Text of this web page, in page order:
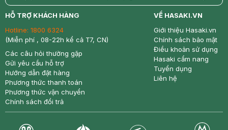
return nowfree price
HỖ TRỢ KHÁCH HÀNG
Hotline: 1800 6324
(Miễn phí , 08-22h kể cả T7, CN)
Các câu hỏi thường gặp
Gửi yêu cầu hỗ trợ
Hướng dẫn đặt hàng
Phương thức thanh toán
Phương thức vận chuyển
Chính sách đổi trả
VỀ HASAKI.VN
Giới thiệu Hasaki.vn
Chính sách bảo mật
Điều khoản sử dụng
Hasaki cẩm nang
Tuyển dụng
Liên hệ